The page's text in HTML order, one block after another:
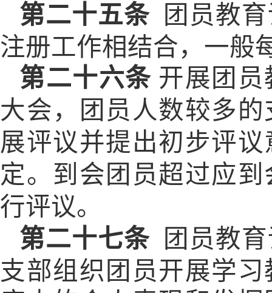
第二十五条
团员教
注册工作相结合，一般
第二十六条 开展团
大会，团员人数较多
展评议并提出初步评
定。到会团员超过应
行评议。
第二十七条
团员教
支部组织团员开展学